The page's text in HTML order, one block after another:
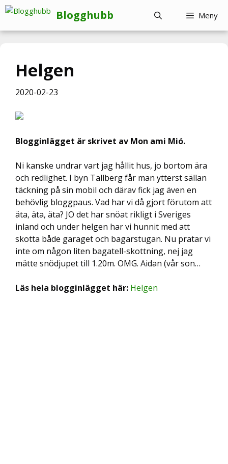
Hoppa
innehåll
Blogghubb Meny
Helgen
2020-02-23
Blogginlägget är skrivet av Mon ami Mió.
Ni kanske undrar vart jag hållit hus, jo bortom ära
och redlighet. I byn Tallberg får man ytterst sällan
täckning på sin mobil och därav fick jag även en
behövlig bloggpaus. Vad har vi då gjort förutom att
äta, äta, äta? JO det har snöat rikligt i Sveriges
inland och under helgen har vi hunnit med att
skotta både garaget och bagarstugan. Nu pratar vi
inte om någon liten bagatell-skottning, nej jag
mätte snödjupet till 1.20m. OMG. Aidan (vår son…
Läs hela blogginlägget här: Helgen